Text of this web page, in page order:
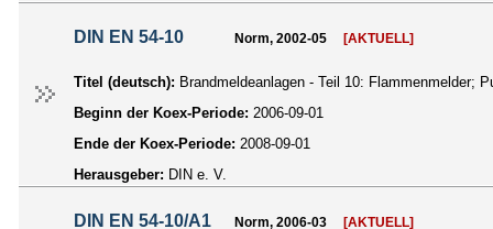
DIN EN 54-10 Norm, 2002-05 [AKTUELL]
Titel (deutsch): Brandmeldeanlagen - Teil 10: Flammenmelder;
Beginn der Koex-Periode: 2006-09-01
Ende der Koex-Periode: 2008-09-01
Herausgeber: DIN e. V.
DIN EN 54-10/A1 Norm, 2006-03 [AKTUELL]